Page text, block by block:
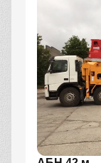
АБС 9 м3
Объём
Тип шасси
Применение
9 900 руб /